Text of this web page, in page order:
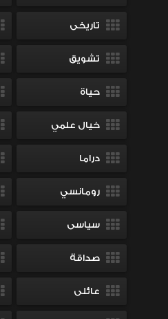
تاريخى
تشويق
حياة
خيال علمي
دراما
رومانسي
سياسى
صداقة
عائلى